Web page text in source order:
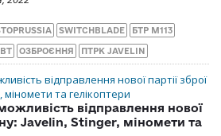
SWITCHBLADE БТР М113
ОЗБРОЄННЯ ПТРК JAVELIN
відправлення нової
Javelin, Stinger, міномети та